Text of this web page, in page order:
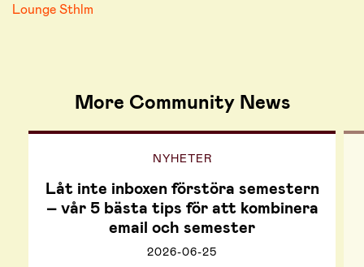
Lounge Sthlm
More Community News
NYHETER
Låt inte inboxen förstöra semestern
– vår 5 bästa tips för att kombinera
email och semester
2026-06-25